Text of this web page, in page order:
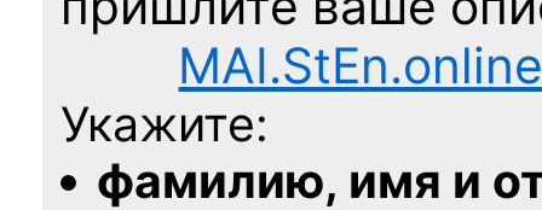
Укажите:
фамилию, имя и